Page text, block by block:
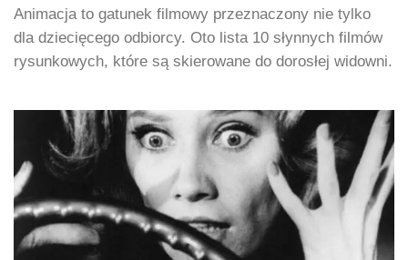
Animacja to gatunek filmowy przeznaczony nie tylko
dla dziecięcego odbiorcy. Oto lista 10 słynnych filmów
rysunkowych, które są skierowane do dorosłej widowni.